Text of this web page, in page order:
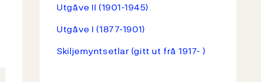
Utgåve II (1901-1945)
Utgåve I (1877-1901)
Skiljemyntsetlar (gitt ut frå 1917- )